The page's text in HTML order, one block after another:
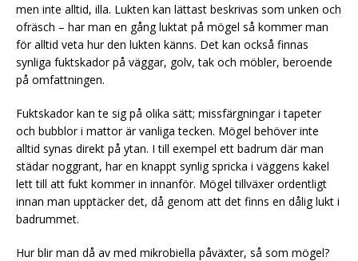
men inte alltid, illa. Lukten kan lättast beskrivas som unken och
ofräsch – har man en gång luktat på mögel så kommer man
för alltid veta hur den lukten känns. Det kan också finnas
synliga fuktskador på väggar, golv, tak och möbler, beroende
på omfattningen.
Fuktskador kan te sig på olika sätt; missfärgningar i tapeter
och bubblor i mattor är vanliga tecken. Mögel behöver inte
alltid synas direkt på ytan. I till exempel ett badrum där man
städar noggrant, har en knappt synlig spricka i väggens kakel
lett till att fukt kommer in innanför. Mögel tillväxer ordentligt
innan man upptäcker det, då genom att det finns en dålig lukt i
badrummet.
Hur blir man då av med mikrobiella påväxter, så som mögel?